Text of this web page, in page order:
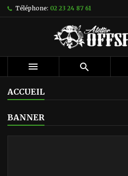
Téléphone: 02 23 24 87 61
 
ACCUEIL
BANNER